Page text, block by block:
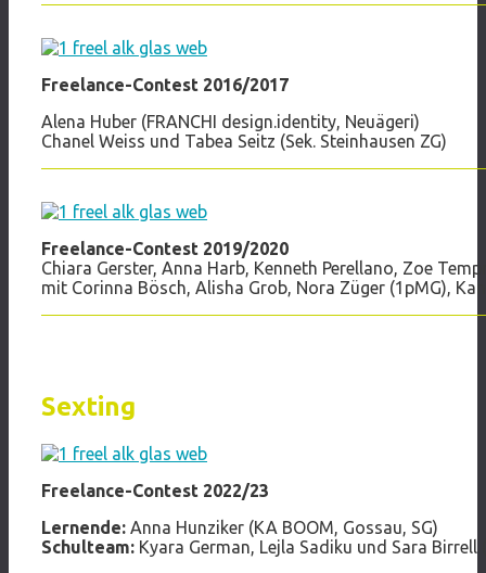
Freelance-Contest 2016/2017
Alena Huber (FRANCHI design.identity, Neuägeri)
Chanel Weiss und Tabea Seitz (Sek. Steinhausen ZG)
Freelance-Contest 2019/2020
Chiara Gerster, Anna Harb, Kenneth Perellano, Zoe
mit Corinna Bösch, Alisha Grob, Nora Züger (1pMG),
Sexting
Freelance-Contest 2022/23
Lernende: Anna Hunziker (KA BOOM, Gossau, SG)
Schulteam: Kyara German, Lejla Sadiku und Sara Birrell